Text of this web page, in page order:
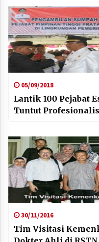
05/09/2018
Lantik 100 Pejabat
Tuntut
30/11/2016
Tim Visitasi